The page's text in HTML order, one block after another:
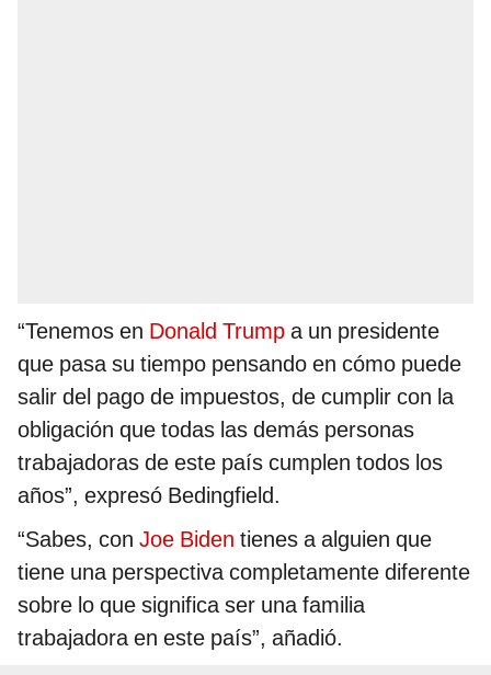
“Tenemos en Donald Trump a un presidente
que pasa su tiempo pensando en cómo puede
salir del pago de impuestos, de cumplir con la
obligación que todas las demás personas
trabajadoras de este país cumplen todos los
años”, expresó Bedingfield.
“Sabes, con Joe Biden tienes a alguien que
tiene una perspectiva completamente diferente
sobre lo que significa ser una familia
trabajadora en este país”, añadió.